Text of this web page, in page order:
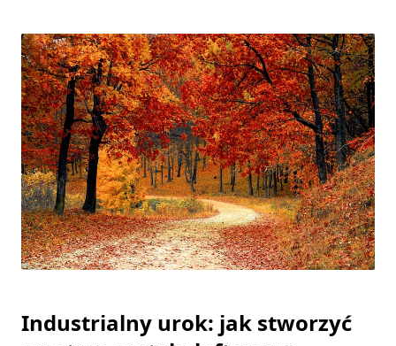
Industrialny urok: jak stworzyć